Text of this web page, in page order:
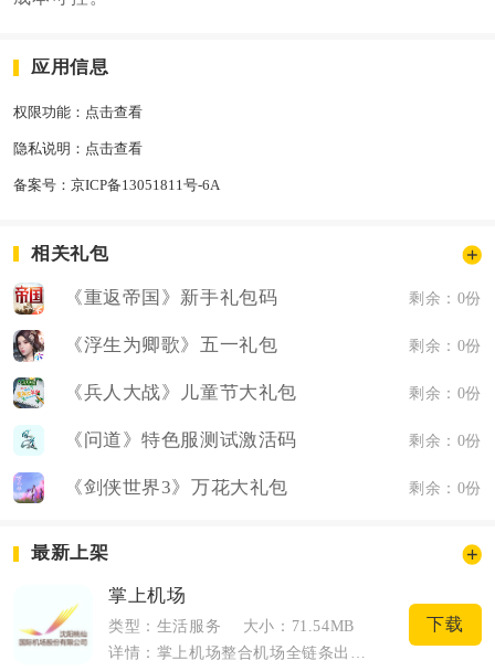
应用信息
权限功能： 点击查看
隐私说明： 点击查看
备案号： 京ICP备13051811号-6A
相关礼包
《重返帝国》新手礼包码 剩余：0份
《浮生为卿歌》五一礼包 剩余：0份
《兵人大战》儿童节大礼包 剩余：0份
《问道》特色服测试激活码 剩余：0份
《剑侠世界3》万花大礼包 剩余：0份
最新上架
掌上机场
类型：生活服务
大小：71.54MB
详情：掌上机场整合机场全链条出行服务，面向乘机出行人群打造一站式线上服务平台，覆盖...
下载